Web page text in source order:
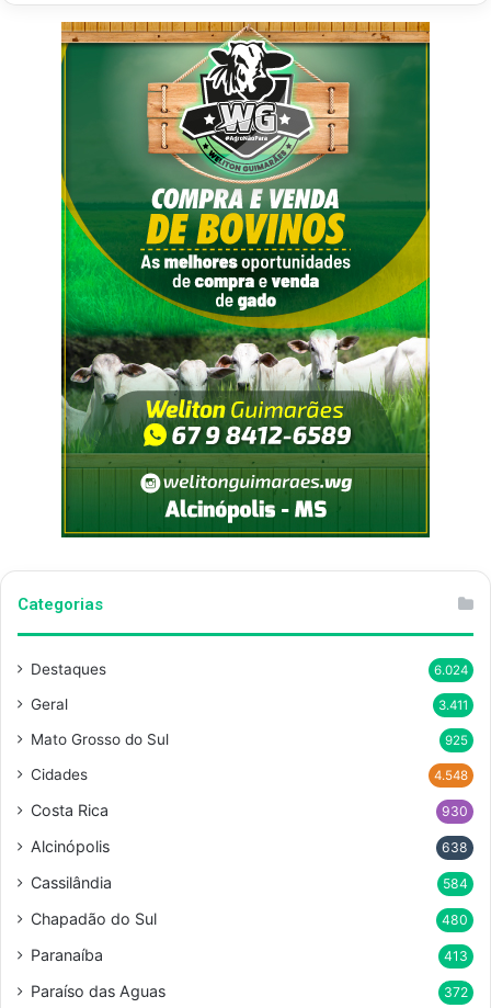
Categorias
Destaques 6.024
Geral 3.411
Mato Grosso do Sul 925
Cidades 4.548
Costa Rica 930
Alcinópolis 638
Cassilândia 584
Chapadão do Sul 480
Paranaíba 413
Paraíso das Aguas 372